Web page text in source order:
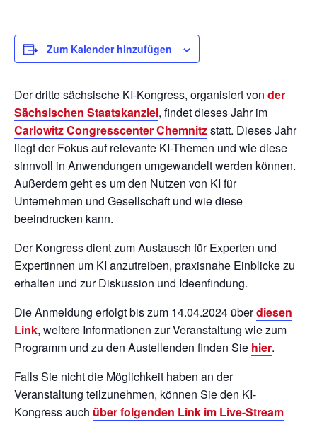
Der dritte sächsische KI-Kongress, organisiert von der
Sächsischen Staatskanzlei, findet dieses Jahr im
Carlowitz Congresscenter Chemnitzstatt. Dieses Jahr
liegt der Fokus auf relevante KI-Themen und wie diese
sinnvoll in Anwendungen umgewandelt werden können.
Außerdem geht es um den Nutzen von KI für
Unternehmen und Gesellschaft und wie diese
beeindrucken kann.
Der Kongress dient zum Austausch für Experten und
Expertinnen um KI anzutreiben, praxisnahe Einblicke zu
erhalten und zur Diskussion und Ideenfindung.
Die Anmeldung erfolgt bis zum 14.04.2024 überdiesen
Link, weitere Informationen zur Veranstaltung wie zum
Programm und zu den Austellenden finden Sie hier.
Falls Sie nicht die Möglichkeit haben an der
Veranstaltung teilzunehmen, können Sie den KI-
Kongress auch über folgenden Link im Live-Stream
Zum Kalender hinzufügen